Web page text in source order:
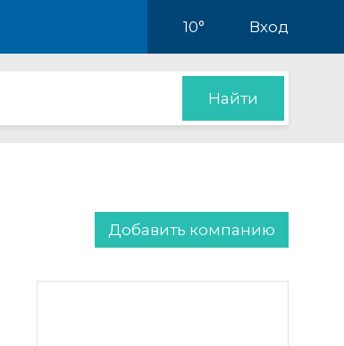
10° Вход
Найти
Добавить компанию